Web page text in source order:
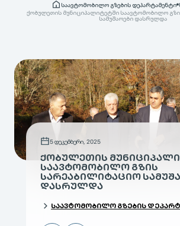
საავტომობილო გზების დეპარტამენტი
ქობულეთის მუნიციპალიტეტში საავტომობილო
სამუშაოები დასრულდა
5 დეკემბერი, 2025
ᲥᲝᲑᲣᲚᲔᲗᲘᲡ
ᲡᲐᲐᲕᲢᲝᲛᲝᲑᲘᲚᲝ ᲒᲖᲘᲡ
ᲡᲐᲠᲔᲐᲑᲘᲚᲘᲢᲐᲪᲘᲝ
ᲓᲐᲡᲠᲣᲚᲓᲐ
ᲡᲐᲐᲕᲢᲝᲛᲝᲑᲘᲚᲝ ᲒᲖᲔᲑᲘᲡ